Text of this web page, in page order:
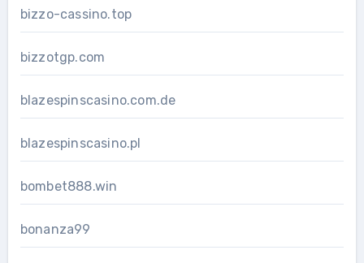
bizzo-cassino.top
bizzotgp.com
blazespinscasino.com.de
blazespinscasino.pl
bombet888.win
bonanza99